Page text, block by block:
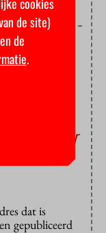
en
stap-
dat is
gepubliceerd
de site)
de
.